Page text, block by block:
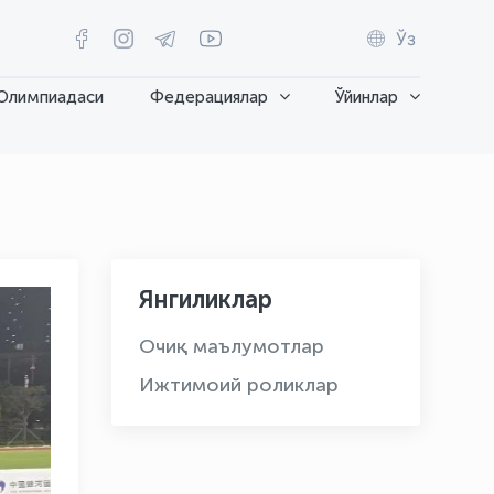
Ўз
Федерациялар Ўйинлар
Янгиликлар
Очиқ маълумотлар
Ижтимоий роликлар